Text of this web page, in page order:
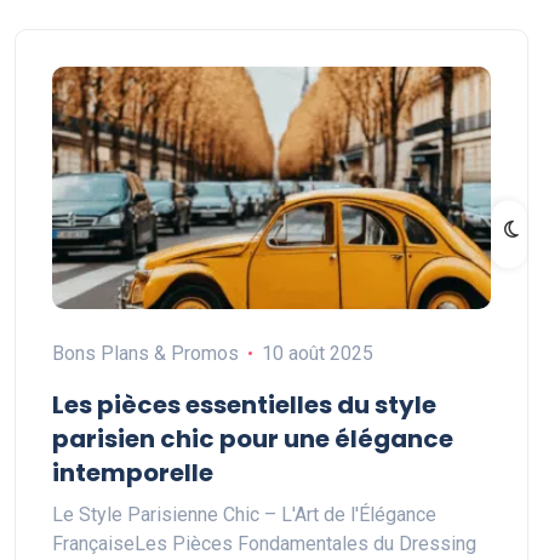
Bons Plans & Promos 10 août 2025
Les pièces essentielles du style
parisien chic pour une élégance
intemporelle
Le Style Parisienne Chic – L'Art de l'Élégance
FrançaiseLes Pièces Fondamentales du Dressing